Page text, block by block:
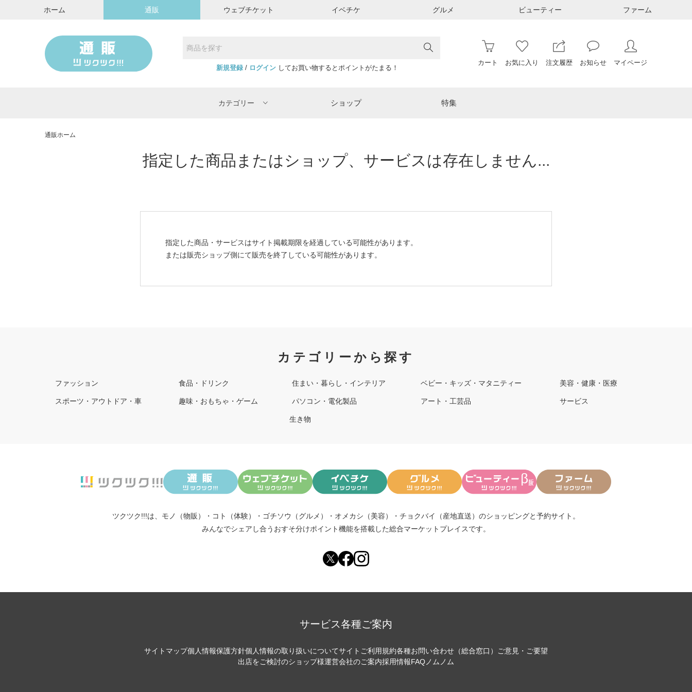
ホーム 通販 ウェブチケット イベチケ グルメ ビューティー ファーム
新規登録/ ログインしてお買い物するとポイントがたまる！
カート お気に入り 注文履歴 お知らせ マイページ
カテゴリー ショップ 特集
通販ホーム
指定した商品またはショップ、サービスは存在しません...
指定した商品・サービスはサイト掲載期限を経過している可能性があります。
または販売ショップ側にて販売を終了している可能性があります。
カテゴリーから探す
ファッション 食品・ドリンク 住まい・暮らし・インテリア ベビー・キッズ・マタニティー 美容・健康・医療
スポーツ・アウトドア・車 趣味・おもちゃ・ゲーム パソコン・電化製品 アート・工芸品 サービス
生き物
ツクツク!!!は、 モノ（物販） ・ コト（体験） ・ ゴチソウ（グルメ） ・ オメカシ（美容） ・ チョクバイ（産地直送） のショッピングと予約サイト。
みんなでシェアし合う おすそ分けポイント機能を搭載した総合マーケットプレイスです。
サービス各種ご案内
サイトマップ個人情報保護方針個人情報の取り扱いについてサイトご利用規約各種お問い合わせ（総合窓口） ご意見・ご要望
出店をご検討のショップ様運営会社のご案内採用情報FAQノムノム